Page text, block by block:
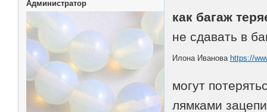
Администратор
как багаж
не сдавать в
Илона Иванова https://
могут
лямками